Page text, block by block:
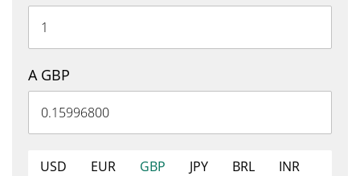
A GBP
USD EUR GBP JPY BRL
INR